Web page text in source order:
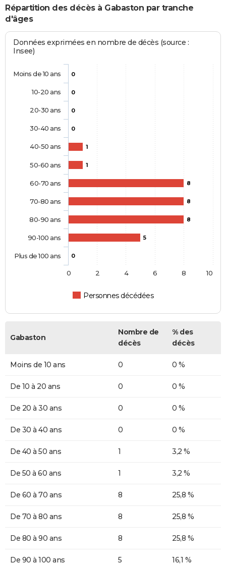
Répartition des décès à Gabaston par tranche
d'âges
Données exprimées en nombre de décès (source :
Insee)
0
0
0
0
1
1
8
8
8
5
0
Personnes décédées
Moins de 10 ans
10-20 ans
20-30 ans
30-40 ans
40-50 ans
50-60 ans
60-70 ans
70-80 ans
80-90 ans
90-100 ans
Plus de 100 ans
0 2 4 6 8 10
Gabaston
Nombre de
décès
% des
décès
Moins de 10 ans 0 0 %
De 10 à 20 ans 0 0 %
De 20 à 30 ans 0 0 %
De 30 à 40 ans 0 0 %
De 40 à 50 ans 1 3,2 %
De 50 à 60 ans 1 3,2 %
De 60 à 70 ans 8 25,8 %
De 70 à 80 ans 8 25,8 %
De 80 à 90 ans 8 25,8 %
De 90 à 100 ans 5 16,1 %